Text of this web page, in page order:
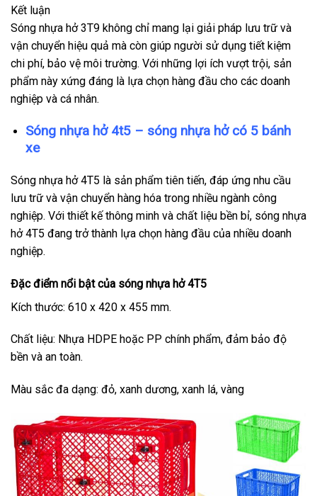
Kết luận
Sóng nhựa hở 3T9 không chỉ mang lại giải pháp lưu trữ và
vận chuyển hiệu quả mà còn giúp người sử dụng tiết kiệm
chi phí, bảo vệ môi trường. Với những lợi ích vượt trội, sản
phẩm này xứng đáng là lựa chọn hàng đầu cho các doanh
nghiệp và cá nhân.
Sóng nhựa hở 4t5 – sóng nhựa hở có 5 bánh
xe
Sóng nhựa hở 4T5 là sản phẩm tiên tiến, đáp ứng nhu cầu
lưu trữ và vận chuyển hàng hóa trong nhiều ngành công
nghiệp. Với thiết kế thông minh và chất liệu bền bỉ, sóng nhựa
hở 4T5 đang trở thành lựa chọn hàng đầu của nhiều doanh
nghiệp.
Đặc điểm nổi bật của sóng nhựa hở 4T5
Kích thước: 610 x 420 x 455 mm.
Chất liệu: Nhựa HDPE hoặc PP chính phẩm, đảm bảo độ
bền và an toàn.
Màu sắc đa dạng: đỏ, xanh dương, xanh lá, vàng